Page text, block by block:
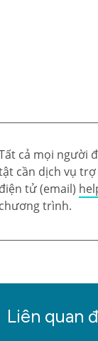
cả mọi người
cần dịch vụ trợ
tử (email)
trình.
Liên quan